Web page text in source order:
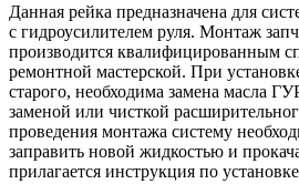
Данная рейка предназначена для
с гидроусилителем руля. Монтаж
производится квалифицированным
ремонтной мастерской. При
старого, необходима замена масла
заменой или чисткой
проведения монтажа систему
заправить новой жидкостью и
прилагается инструкция по